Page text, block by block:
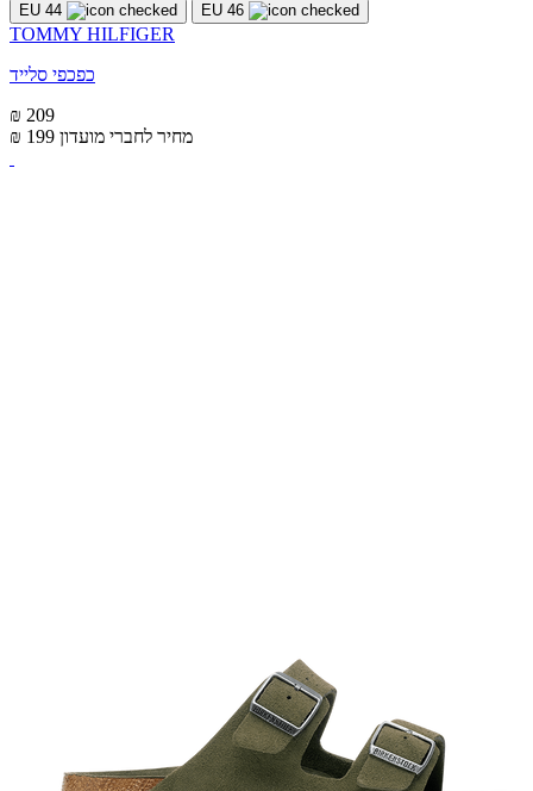
EU 44
EU 46
TOMMY HILFIGER
כפכפי סלייד
₪ 209
₪ 199 מחיר לחברי מועדון